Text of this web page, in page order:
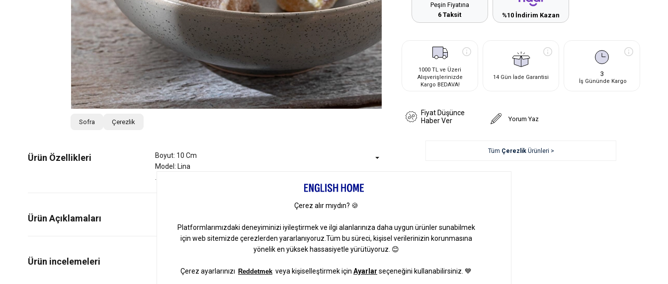
Sofra Çerezlik
Ürün Özellikleri
Boyut: 10 Cm
Model: Lina
Ürün Açıklamaları
Peşin Fiyatına
6 Taksit
%10 İndirim Kazan
1000 TL ve Üzeri
Alışverişlerinizde
Kargo BEDAVA!
14 Gün İade Garantisi 3
İş Gününde Kargo
Fiyat Düşünce
Haber Ver
Yorum Yaz
Tüm ÇerezlikÜrünleri >